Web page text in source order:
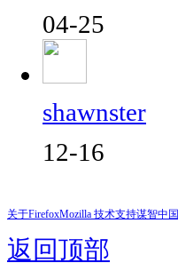
04-25
shawnster
12-16
关于FirefoxMozilla 技术支持谋智中国
返回顶部